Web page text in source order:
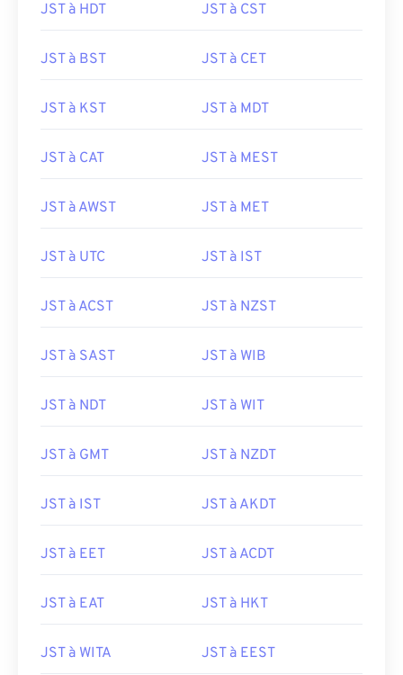
JST à HDT JST à CST
JST à BST JST à CET
JST à KST JST à MDT
JST à CAT JST à MEST
JST à AWST JST à MET
JST à UTC JST à IST
JST à ACST JST à NZST
JST à SAST JST à WIB
JST à NDT JST à WIT
JST à GMT JST à NZDT
JST à IST JST à AKDT
JST à EET JST à ACDT
JST à EAT JST à HKT
JST à WITA JST à EEST